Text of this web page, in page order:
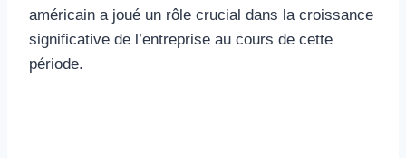
américain a joué un rôle crucial dans la croissance
significative de l’entreprise au cours de cette
période.